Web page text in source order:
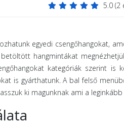
5.0 (2
egyedi csengőhangokat,
hangmintákat
kategóriák szerint is
is gyárthatunk. A bal felső
ki magunknak ami a